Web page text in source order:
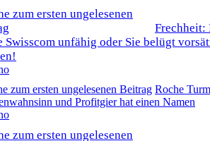
Frechheit:
Swisscom unfähig oder Sie belügt
- 0 von 5 durchschnittlich
Roche
und Profitgier hat einen Namen
- 0 von 5 durchschnittlich